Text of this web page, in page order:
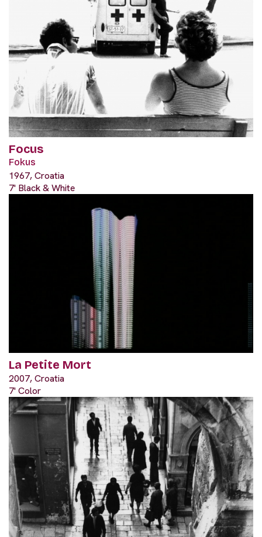
Focus
Fokus
1967, Croatia
7' Black & White
La Petite Mort
2007, Croatia
7' Color